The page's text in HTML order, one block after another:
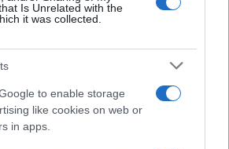
Is Unrelated with the
it was collected.
to enable storage
like cookies on web or
in apps.
ελέγχου αναμένεται να δώσει
μεταξύ θεωριών όπως η «
και θεωριών που
συνείδηση εδράζεται σε πιο